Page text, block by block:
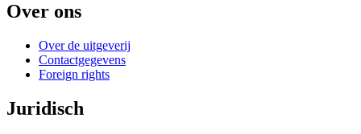
Over ons
Over de uitgeverij
Contactgegevens
Foreign rights
Juridisch